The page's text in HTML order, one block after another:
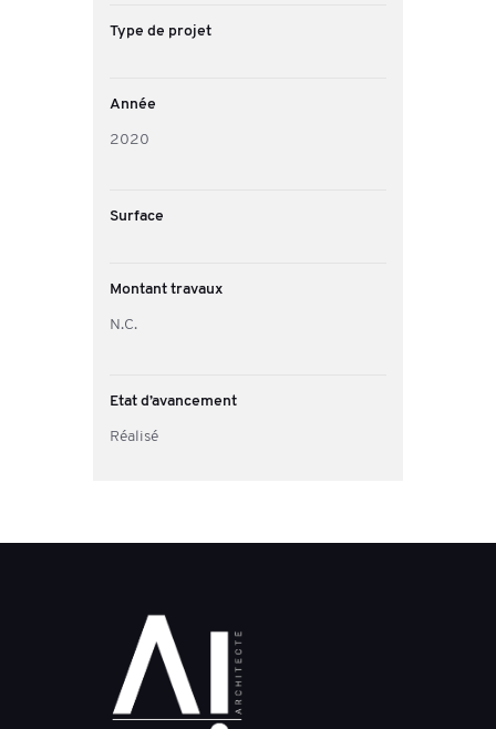
Type de projet
Année
2020
Surface
Montant travaux
N.C.
Etat d’avancement
Réalisé